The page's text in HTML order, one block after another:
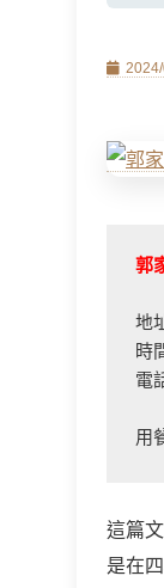
Posted
郭
地
時
電
這篇
是在